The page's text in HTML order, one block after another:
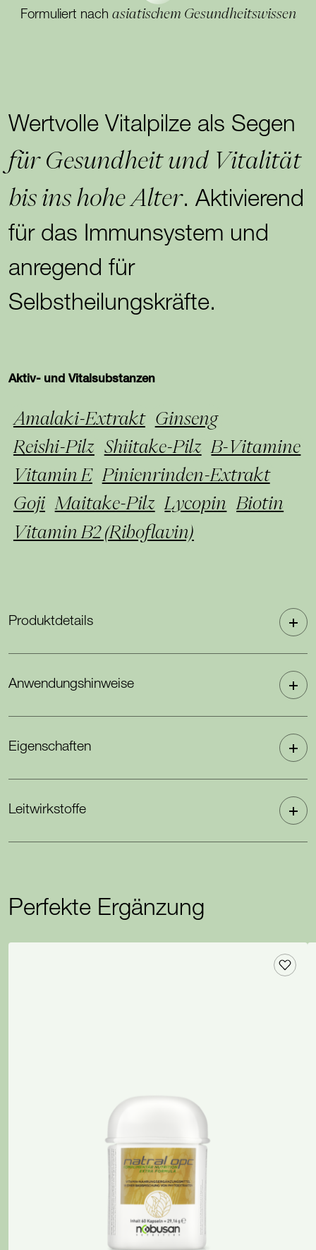
Formuliert nach asiatischem Gesundheitswissen
Wertvolle Vitalpilze als Segen
für Gesundheit und Vitalität
bis ins hohe Alter. Aktivierend
für das Immunsystem und
anregend für
Selbstheilungskräfte.
Aktiv- und Vitalsubstanzen
Amalaki-Extrakt
Ginseng
Reishi-Pilz Shiitake-Pilz
B-Vitamine
Vitamin E
Pinienrinden-Extrakt
Goji
Maitake-Pilz Lycopin
Biotin
Vitamin B2 (Riboflavin)
Produktdetails
Anwendungshinweise
Eigenschaften
Leitwirkstoffe
Perfekte Ergänzung